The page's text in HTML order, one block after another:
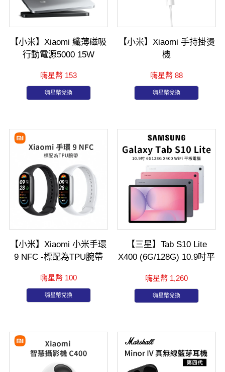
【小米】Xiaomi 纖薄磁吸
行動電源5000 15W
嗨星幣 153
嗨星幣兌換
【小米】Xiaomi 手持掛燙
機
嗨星幣 88
嗨星幣兌換
【小米】Xiaomi 小米手環
9 NFC -標配為TPU腕帶
嗨星幣 100
嗨星幣兌換
【三星】Tab S10 Lite
X400 (6G/128G) 10.9吋平
嗨星幣 1,260
嗨星幣兌換